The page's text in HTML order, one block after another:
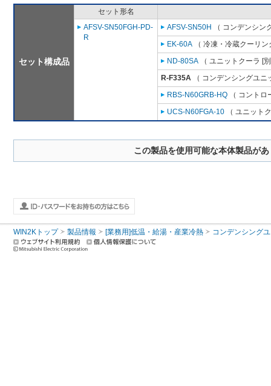
セット構成品
セット形名
AFSV-SN50FGH-PD-
R
AFSV-SN50H
（ コンデンシン
EK-60A （ 冷凍・冷蔵クーリ
ND-80SA （ ユニットクーラ [
R-F335A （ コンデンシングユ
RBS-N60GRB-HQ （ コント
UCS-N60FGA-10 （ ユニット
この製品を使用可能な本体製品が
WIN2Kトップ 製品情報 [業務用]低温・給湯・産業冷熱 コンデンシング